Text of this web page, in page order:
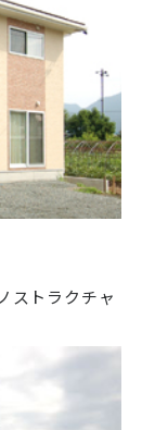
ストラクチャ